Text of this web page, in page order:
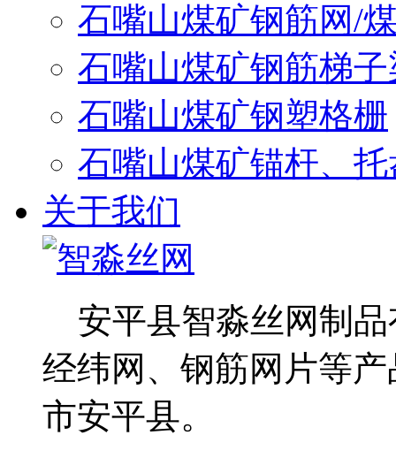
石嘴山煤矿钢筋网/
石嘴山煤矿钢筋梯
石嘴山煤矿钢塑格栅
石嘴山煤矿锚杆、托
关于我们
安平县智淼丝网制品
经纬网、钢筋网片等
市安平县。